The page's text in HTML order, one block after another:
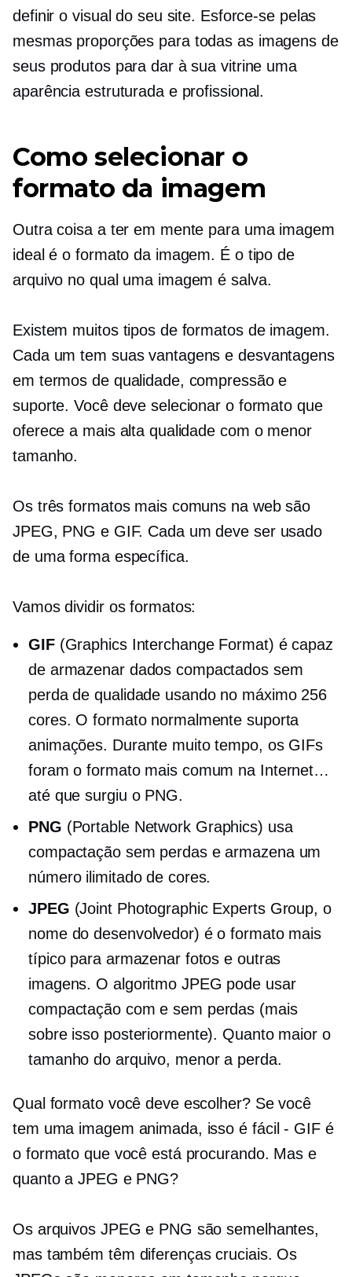
definir o visual do seu site. Esforce-se pelas
mesmas proporções para todas as imagens de
seus produtos para dar à sua vitrine uma
aparência estruturada e profissional.
Como selecionar o
formato da imagem
Outra coisa a ter em mente para uma imagem
ideal é o formato da imagem. É o tipo de
arquivo no qual uma imagem é salva.
Existem muitos tipos de formatos de imagem.
Cada um tem suas vantagens e desvantagens
em termos de qualidade, compressão e
suporte. Você deve selecionar o formato que
oferece a mais alta qualidade com o menor
tamanho.
Os três formatos mais comuns na web são
JPEG, PNG e GIF. Cada um deve ser usado
de uma forma específica.
Vamos dividir os formatos:
GIF(Graphics Interchange Format) é capaz
de armazenar dados compactados sem
perda de qualidade usando no máximo 256
cores. O formato normalmente suporta
animações. Durante muito tempo, os GIFs
foram o formato mais comum na Internet…
até que surgiu o PNG.
PNG (Portable Network Graphics) usa
compactação sem perdas e armazena um
número ilimitado de cores.
JPEG (Joint Photographic Experts Group, o
nome do desenvolvedor) é o formato mais
típico para armazenar fotos e outras
imagens. O algoritmo JPEG pode usar
compactação com e sem perdas (mais
sobre isso posteriormente). Quanto maior o
tamanho do arquivo, menor a perda.
Qual formato você deve escolher? Se você
tem uma imagem animada, isso é fácil - GIFé
o formato que você está procurando. Mas e
quanto a JPEG e PNG?
Os arquivos JPEG e PNG são semelhantes,
mas também têm diferenças cruciais. Os